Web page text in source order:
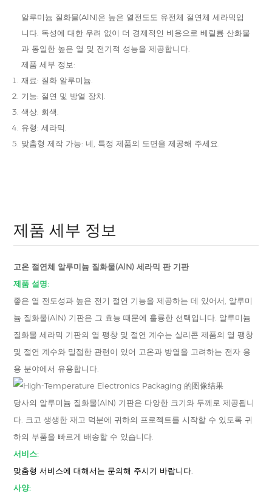
알루미늄 질화물(AlN)은 높은 열전도도 유전체 절연체 세라믹입
니다. 독성에 대한 우려 없이 더 경제적인 비용으로 베릴륨 산화물
과 동일한 높은 열 및 전기적 성능을 제공합니다.
제품 세부 정보:
재료: 질화 알루미늄.
기능: 절연 및 방열 장치.
색상: 회색.
유형: 세라믹.
맞춤형 제작 가능: 네, 특정 제품의 도면을 제공해 주세요.
제품 세부 정보
고온 절연체 알루미늄 질화물(AlN) 세라믹 판 기판
제품 설명:
좋은 열 전도성과 높은 전기 절연 기능을 제공하는 데 있어서, 알루미
늄 질화물(AlN) 기판은 그 효능 때문에 훌륭한 선택입니다. 알루미늄
질화물 세라믹 기판의 열 팽창 및 절연 계수는 실리콘 제품의 열 팽창
및 절연 계수와 밀접한 관련이 있어 고온과 방열을 고려하는 전자 응
용 분야에서 유용합니다.
당사의 알루미늄 질화물(AlN) 기판은 다양한 크기와 두께로 제공됩니
다. 크고 생생한 재고 덕분에 귀하의 프로젝트를 시작할 수 있도록 귀
하의 부품을 빠르게 배송할 수 있습니다.
서비스:
맞춤형 서비스에 대해서는 문의해 주시기 바랍니다.
사양: